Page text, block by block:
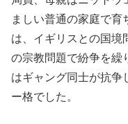
ましい普通の家庭で育
は、イギリスとの国境
の宗教問題で紛争を繰
はギャング同士が抗争
ー格でした。